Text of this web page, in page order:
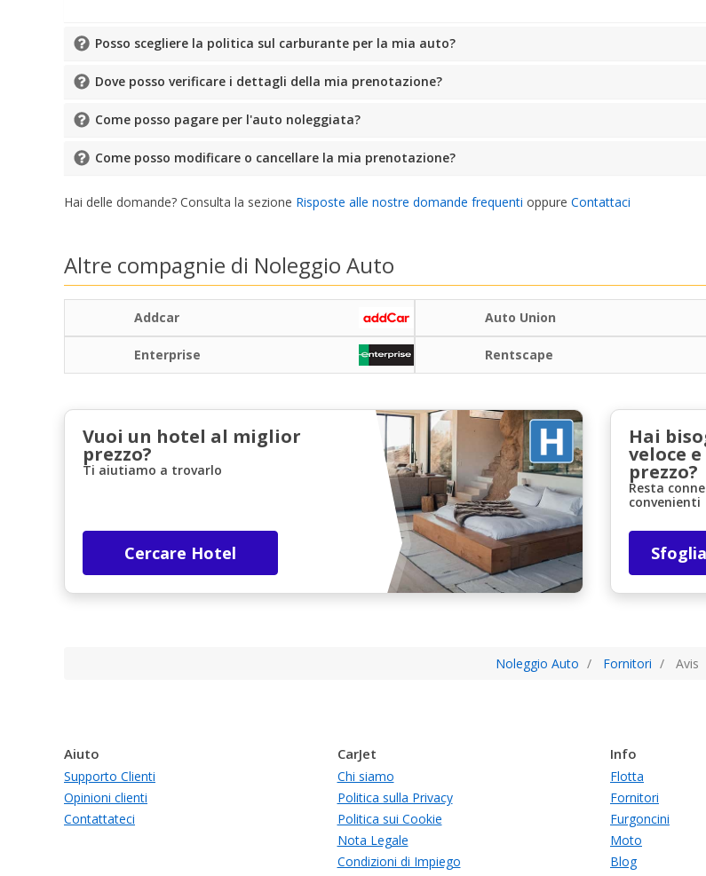
Posso scegliere la politica sul carburante per la mia auto?
Dove posso verificare i dettagli della mia prenotazione?
Come posso pagare per l'auto noleggiata?
Come posso modificare o cancellare la mia prenotazione?
Hai delle domande? Consulta la sezione Risposte alle nostre domande frequenti oppure Contattaci
Altre compagnie di Noleggio Auto
Addcar Auto Union
Enterprise Rentscape
Vuoi un hotel al miglior
prezzo?
Ti aiutiamo a trovarlo
Cercare Hotel
Hai
veloce
prezzo?
Resta
convenienti
Noleggio Auto Fornitori Avis
Aiuto
Supporto Clienti
Opinioni clienti
Contattateci
CarJet
Chi siamo
Politica sulla Privacy
Politica sui Cookie
Nota Legale
Condizioni di Impiego
Info
Flotta
Fornitori
Furgoncini
Moto
Blog